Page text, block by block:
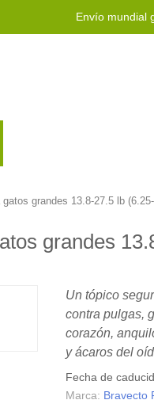
Envío mundial
grandes 13.8-27.5 lb
grandes
Un tópico
contra pulgas,
corazón,
y ácaros del
Fecha de
Marca: Bravecto